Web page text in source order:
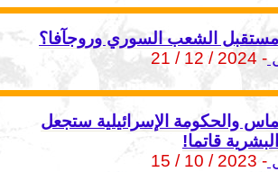
مستقبل الشعب السوري وروجآفا؟
- 2024 / 12 / 21
والحكومة الإسرائيلية ستجعل
قاتما!
- 2023 / 10 / 15